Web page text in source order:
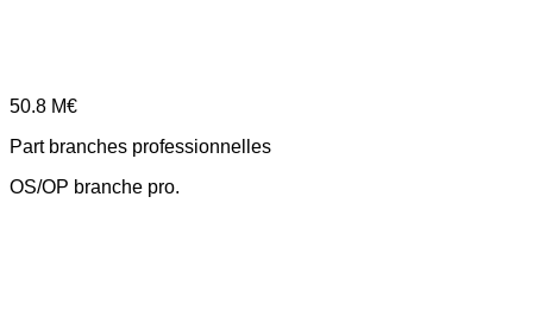
50.8 M€
Part branches professionnelles
OS/OP branche pro.